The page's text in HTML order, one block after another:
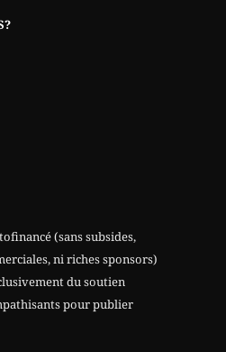
(sans subsides,
ni riches sponsors)
du soutien
pour publier